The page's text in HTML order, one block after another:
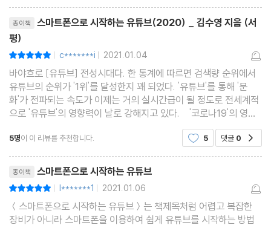
17 타임랩스를 찍어보자 #브이로그 #여행영상
18 나만의 느낌을 살리는 수동모드 #화이트밸런스 #감성영상
19 저절로 눈이 가는 아웃포커스
20 유용한 촬영 장비, 삼각대
21 짐벌을 들고 자유롭게 움직이자 #장비 #여행영상 #1인방송
22 소리를 잡으면 영상이 좋아진다 #mic
Part 04 스마트폰 앱으로 쉽게 영상 편집하기
01 어떤 앱으로 편집할까?
종이책
스마트폰으로 시작하는 유튜브(2020) _ 김수영 지음 (서
평)
| c*******i | 2021.01.04
바야흐로 [유튜브] 전성시대다. 한 통계에 따르면 검색량 순위에서
유튜브의 순위가 '1위'를 달성한지 꽤 되었다. '유튜브'를 통해 '문
화'가 전파되는 속도가 이제는 거의 실시간급이 될 정도로 전세계적
으로 '유튜브'의 영향력이 날로 강해지고 있다. '코로나19'의 영향
도 한 몫했다. '언택트', '비대면'이 일상이 된 요즘. 집안에서 방콕하
면서 지루하지 않게 보내는 방법은
5명이 이 리뷰를 추천합니다. 5 댓글 0
종이책 스마트폰으로 시작하는 유튜브
| l*******1 | 2021.01.06
＜스마트폰으로 시작하는 유튜브＞는 책제목처럼 어렵고 복잡한
장비가 아니라 스마트폰을 이용하여 쉽게 유튜브를 시작하는 방법